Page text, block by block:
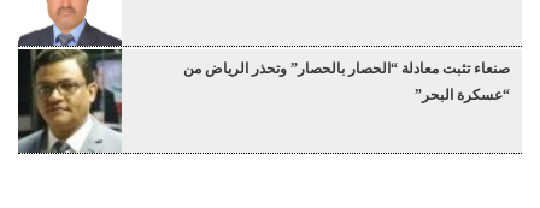
صنعاء تثبت معادلة “الحصار بالحصار” وتحذر الرياض من
“عسكرة البحر”